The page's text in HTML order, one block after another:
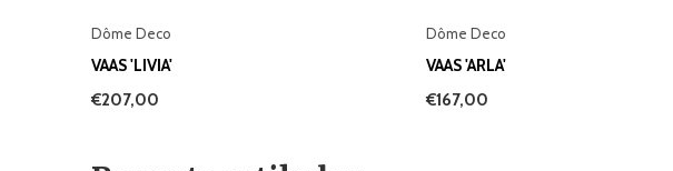
Dôme Deco
VAAS 'LIVIA'
€207,00
Dôme Deco
VAAS 'ARLA'
€167,00